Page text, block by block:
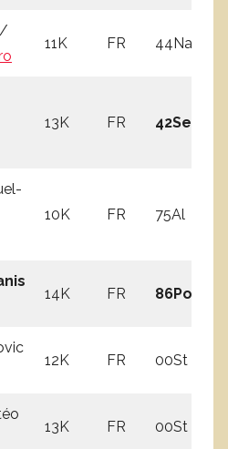
/
11K FR 44Na
13K FR 42Se
10K FR 75Al
14K FR 86Po
12K FR 00St
13K FR 00St